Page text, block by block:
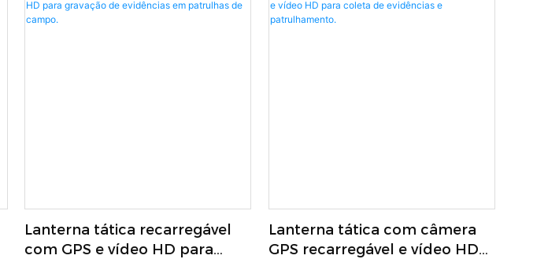
Lanterna tática recarregável
com GPS e vídeo HD para
Lanterna tática com câmera
GPS recarregável e vídeo HD